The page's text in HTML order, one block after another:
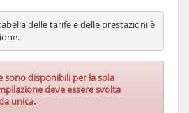
delle tarife e delle prestazioni è
sono disponibili per la sola
deve essere svolta
unica.